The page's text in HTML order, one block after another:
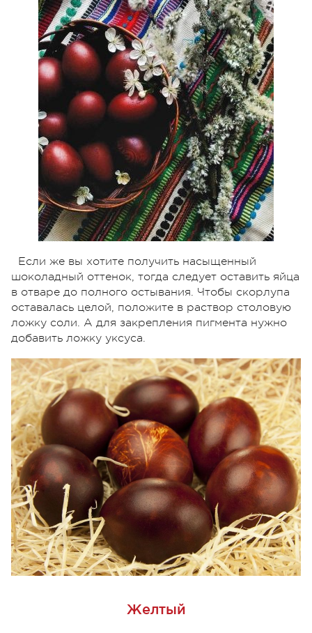
Если же вы хотите получить насыщенный
шоколадный оттенок, тогда следует оставить яйца
в отваре до полного остывания. Чтобы скорлупа
оставалась целой, положите в раствор столовую
ложку соли. А для закрепления пигмента нужно
добавить ложку уксуса.
Желтый